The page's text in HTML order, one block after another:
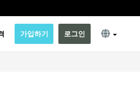
가입하기 로그인